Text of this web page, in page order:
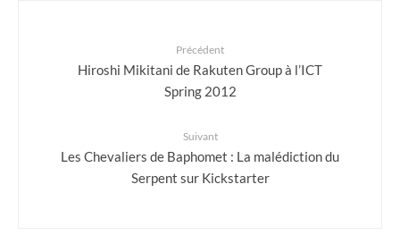
Précédent
Hiroshi Mikitani de Rakuten Group à l’ICT
Spring 2012
Suivant
Les Chevaliers de Baphomet : La malédiction du
Serpent sur Kickstarter